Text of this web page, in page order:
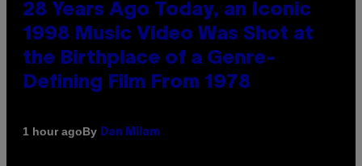
28 Years Ago Today, an Iconic
1998 Music Video Was Shot at
the Birthplace of a Genre-
Defining Film From 1978
1 hour agoBy Dan Milam